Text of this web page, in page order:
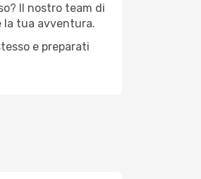
Il nostro team di
la tua avventura.
e preparati